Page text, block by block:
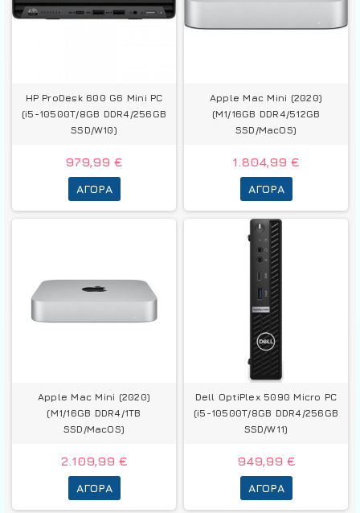
HP ProDesk 600 G6 Mini PC
(i5-10500T/8GB DDR4/256GB
SSD/W10)
979,99 €
ΑΓΟΡΆ
Apple Mac Mini (2020)
(M1/16GB DDR4/512GB
SSD/MacOS)
1.804,99 €
ΑΓΟΡΆ
Apple Mac Mini (2020)
(M1/16GB DDR4/1TB
SSD/MacOS)
2.109,99 €
ΑΓΟΡΆ
Dell OptiPlex 5090 Micro PC
(i5-10500T/8GB DDR4/256GB
SSD/W11)
949,99 €
ΑΓΟΡΆ